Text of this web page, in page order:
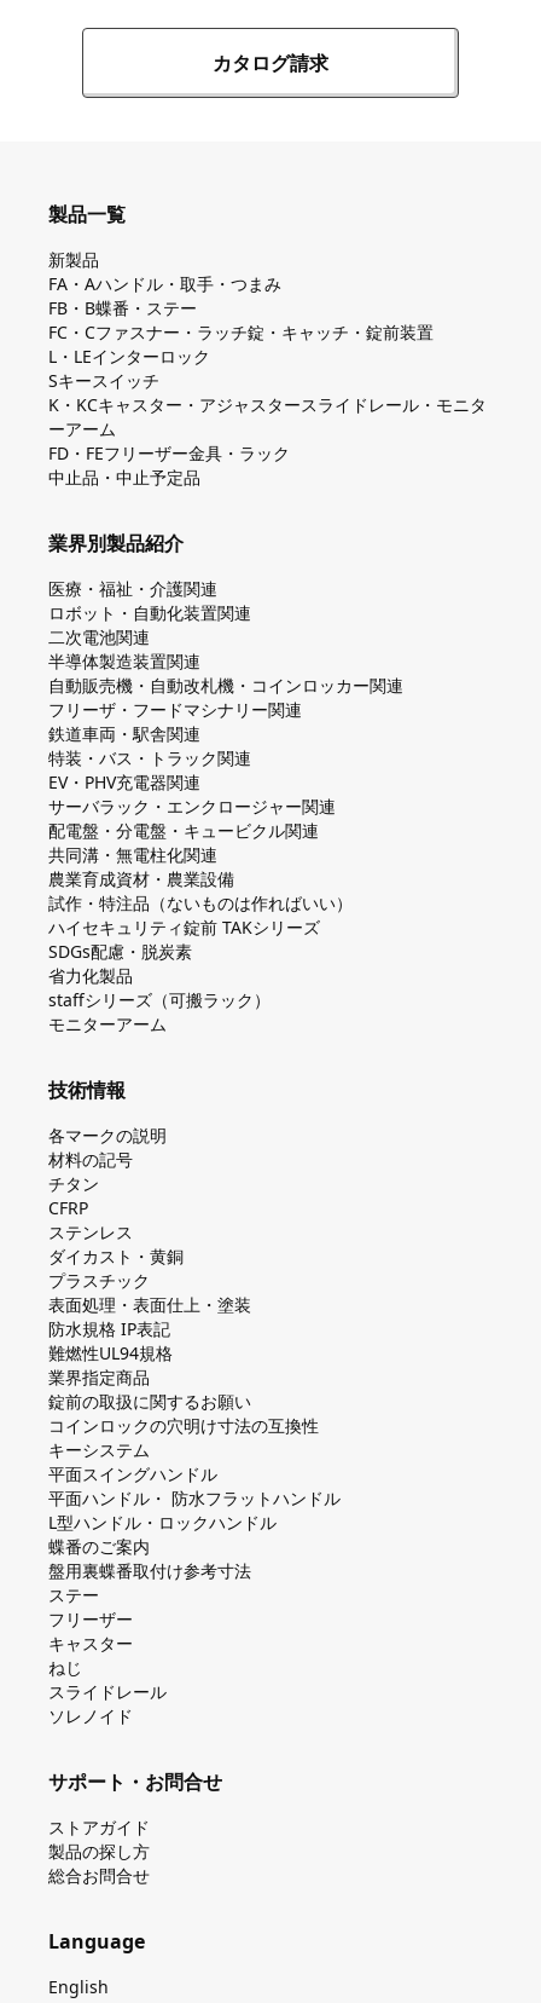
カタログ請求
製品一覧
新製品
FA・Aハンドル・取手・つまみ
FB・B蝶番・ステー
FC・Cファスナー・ラッチ錠・キャッチ・錠前装置
L・LEインターロック
Sキースイッチ
K・KCキャスター・アジャスタースライドレール・モニタ
ーアーム
FD・FEフリーザー金具・ラック
中止品・中止予定品
業界別製品紹介
医療・福祉・介護関連
ロボット・自動化装置関連
二次電池関連
半導体製造装置関連
自動販売機・自動改札機・コインロッカー関連
フリーザ・フードマシナリー関連
鉄道車両・駅舎関連
特装・バス・トラック関連
EV・PHV充電器関連
サーバラック・エンクロージャー関連
配電盤・分電盤・キュービクル関連
共同溝・無電柱化関連
農業育成資材・農業設備
試作・特注品（ないものは作ればいい）
ハイセキュリティ錠前 TAKシリーズ
SDGs配慮・脱炭素
省力化製品
staffシリーズ（可搬ラック）
モニターアーム
技術情報
各マークの説明
材料の記号
チタン
CFRP
ステンレス
ダイカスト・⻩銅
プラスチック
表面処理・表面仕上・塗装
防⽔規格 IP表記
難燃性UL94規格
業界指定商品
錠前の取扱に関するお願い
コインロックの⽳明け⼨法の互換性
キーシステム
平⾯スイングハンドル
平⾯ハンドル・ 防⽔フラットハンドル
L型ハンドル・ロックハンドル
蝶番のご案内
盤⽤裏蝶番取付け参考⼨法
ステー
フリーザー
キャスター
ねじ
スライドレール
ソレノイド
サポート・お問合せ
ストアガイド
製品の探し⽅
総合お問合せ
Language
English